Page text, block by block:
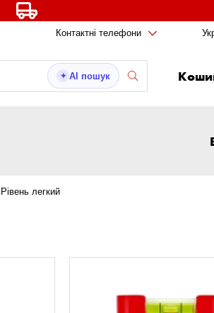
Контактні телефони
✦ AI пошук
Рівень легкий